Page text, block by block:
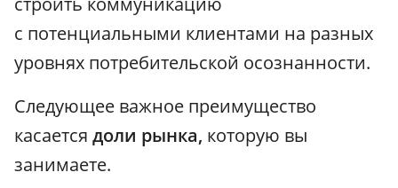
с потенциальными клиентами на разных
уровнях потребительской осознанности.
Следующее важное преимущество
касается доли рынка, которую вы
занимаете.